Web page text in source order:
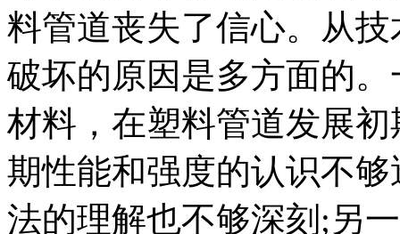
料管道丧失了信心。从
破坏的原因是多方面的
材料，在塑料管道发展
期性能和强度的认识不
法的理解也不够深刻;另